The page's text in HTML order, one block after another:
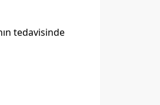
tedavisinde